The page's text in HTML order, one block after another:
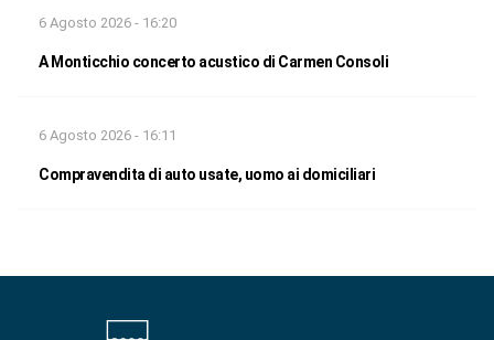
6 Agosto 2026 - 16:20
A Monticchio concerto acustico di Carmen Consoli
6 Agosto 2026 - 16:11
Compravendita di auto usate, uomo ai domiciliari